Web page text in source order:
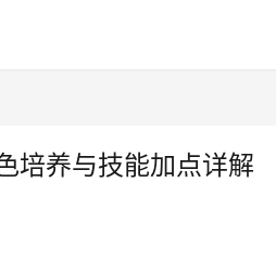
培养与技能加点详解